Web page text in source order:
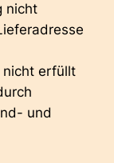
nicht
nicht erfüllt
und